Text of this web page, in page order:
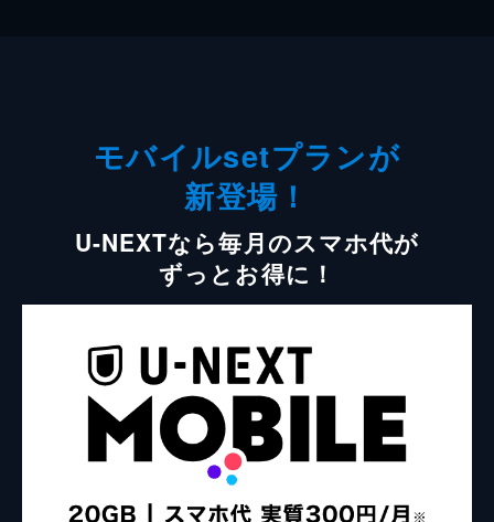
モバイルsetプランが
新登場！
U-NEXTなら毎月のスマホ代が
ずっとお得に！